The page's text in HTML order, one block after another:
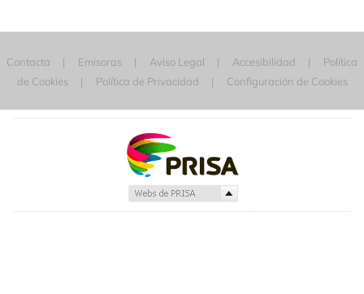
Contacta Emisoras Aviso Legal Accesibilidad
Política
de Cookies
Política de Privacidad Configuración de Cookies